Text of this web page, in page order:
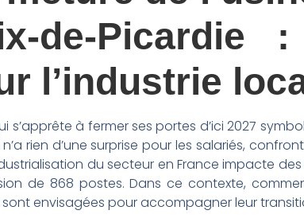
de-
l’industrie
s’apprête à fermer ses portes d’ici 2027
rien d’une surprise pour les salariés,
du secteur en France impacte
de 868 postes. Dans ce contexte,
sont envisagées pour accompagner leur